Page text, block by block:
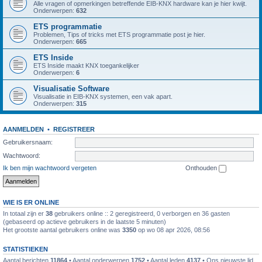
Alle vragen of opmerkingen betreffende EIB-KNX hardware kan je hier kwijt.
Onderwerpen: 632
ETS programmatie
Problemen, Tips of tricks met ETS programmatie post je hier.
Onderwerpen: 665
ETS Inside
ETS Inside maakt KNX toegankelijker
Onderwerpen: 6
Visualisatie Software
Visualisatie in EIB-KNX systemen, een vak apart.
Onderwerpen: 315
AANMELDEN •
REGISTREER
Gebruikersnaam:
Wachtwoord:
Ik ben mijn wachtwoord vergeten
Onthouden
WIE IS ER ONLINE
In totaal zijn er 38 gebruikers online :: 2 geregistreerd, 0 verborgen en 36 gasten
(gebaseerd op actieve gebruikers in de laatste 5 minuten)
Het grootste aantal gebruikers online was 3350 op wo 08 apr 2026, 08:56
STATISTIEKEN
Aantal berichten 11864 • Aantal onderwerpen 1752 • Aantal leden 4137 • Ons nieuwste lid